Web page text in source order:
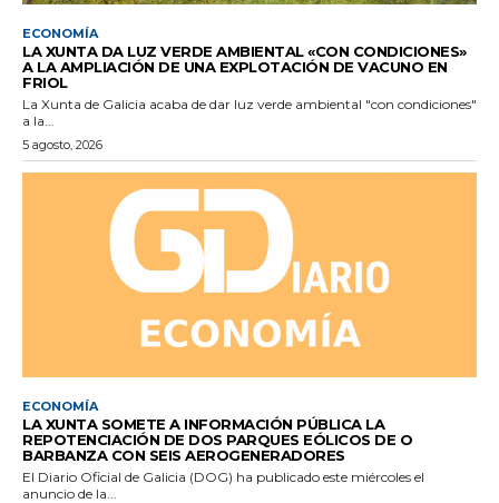
ECONOMÍA
LA XUNTA DA LUZ VERDE AMBIENTAL «CON CONDICIONES»
A LA AMPLIACIÓN DE UNA EXPLOTACIÓN DE VACUNO EN
FRIOL
La Xunta de Galicia acaba de dar luz verde ambiental "con condiciones"
a la...
5 agosto, 2026
ECONOMÍA
LA XUNTA SOMETE A INFORMACIÓN PÚBLICA LA
REPOTENCIACIÓN DE DOS PARQUES EÓLICOS DE O
BARBANZA CON SEIS AEROGENERADORES
El Diario Oficial de Galicia (DOG) ha publicado este miércoles el
anuncio de la...